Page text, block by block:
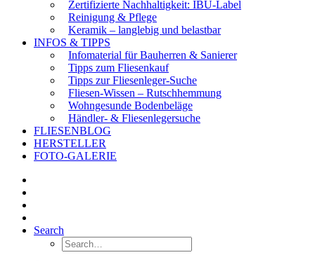
Zertifizierte Nachhaltigkeit: IBU-Label
Reinigung & Pflege
Keramik – langlebig und belastbar
INFOS & TIPPS
Infomaterial für Bauherren & Sanierer
Tipps zum Fliesenkauf
Tipps zur Fliesenleger-Suche
Fliesen-Wissen – Rutschhemmung
Wohngesunde Bodenbeläge
Händler- & Fliesenlegersuche
FLIESENBLOG
HERSTELLER
FOTO-GALERIE
Search